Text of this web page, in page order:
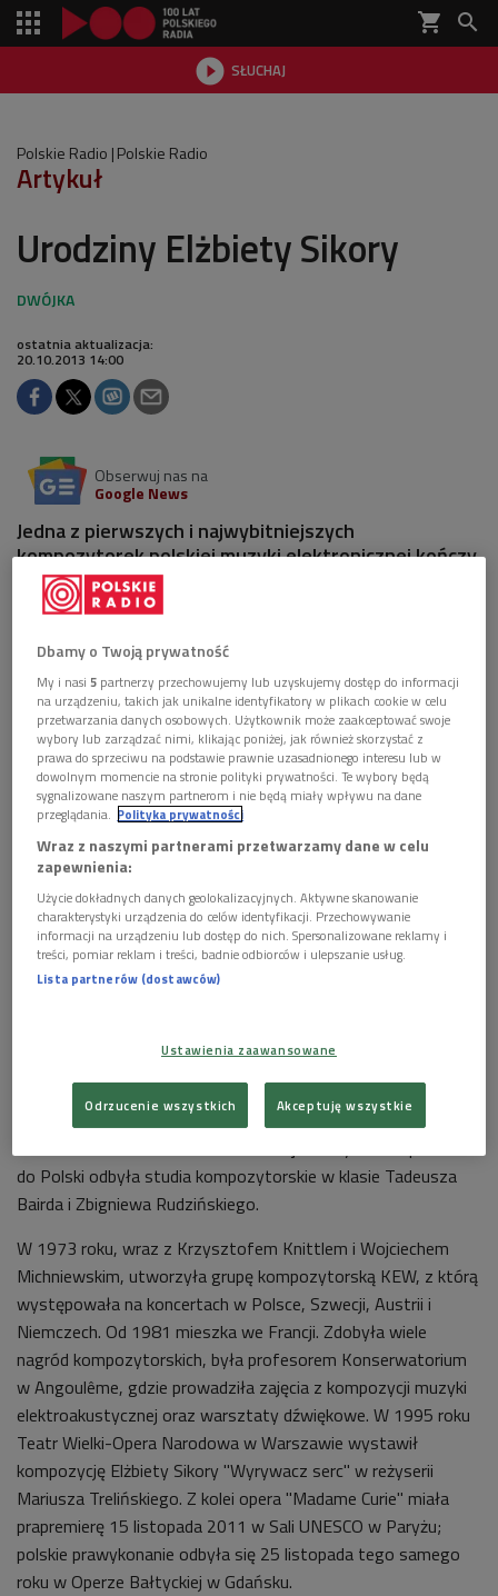
shopping_cart 
 SŁUCHAJ

Polskie Radio Polskie Radio
Artykuł
Urodziny Elżbiety Sikory
ostatnia aktualizacja:
20.10.2013 14:00
Obserwuj nas na
Google News
Jedna z pierwszych i najwybitniejszych
kompozytorek polskiej muzyki elektronicznej kończy
w tym roku 70 lat. A we Wrocławiu trwa właśnie
kierowany przez nią Festiwal Musica Electronica
w "Notatniku Dwójki".
Gdańsk, 24.11.2011. Fragment przedpremierowego przedstawienia opery
"Madame Curie"
Reżyserii Muzycznej u Antoniego Karużasa w PWSM w
Warszawie. Następnie studiowała muzykę elektroakustyczną
w Paryżu, w słynnej Groupe de Recherches Musicales pod
do Polski odbyła studia kompozytorskie w klasie Tadeusza
Bairda i Zbigniewa Rudzińskiego.
W 1973 roku, wraz z Krzysztofem Knittlem i Wojciechem
Michniewskim, utworzyła grupę kompozytorską KEW, z którą
występowała na koncertach w Polsce, Szwecji, Austrii i
Niemczech. Od 1981 mieszka we Francji. Zdobyła wiele
nagród kompozytorskich, była profesorem Konserwatorium
w Angoulême, gdzie prowadziła zajęcia z kompozycji muzyki
elektroakustycznej oraz warsztaty dźwiękowe. W 1995 roku
Teatr Wielki-Opera Narodowa w Warszawie wystawił
kompozycję Elżbiety Sikory "Wyrywacz serc" w reżyserii
Mariusza Trelińskiego. Z kolei opera "Madame Curie" miała
prapremierę 15 listopada 2011 w Sali UNESCO w Paryżu;
polskie prawykonanie odbyła się 25 listopada tego samego
roku w Operze Bałtyckiej w Gdańsku.
Dbamy o Twoją prywatność
My i nasi5 partnerzy przechowujemy lub uzyskujemy dostęp do informacji
na urządzeniu, takich jak unikalne identyfikatory w plikach cookie w celu
przetwarzania danych osobowych. Użytkownik może zaakceptować swoje
wybory lub zarządzać nimi, klikając poniżej, jak również skorzystać z
prawa do sprzeciwu na podstawie prawnie uzasadnionego interesu lub w
dowolnym momencie na stronie polityki prywatności. Te wybory będą
sygnalizowane naszym partnerom i nie będą miały wpływu na dane
przeglądania. Polityka prywatności
Wraz z naszymi partnerami przetwarzamy dane w celu
zapewnienia:
Użycie dokładnych danych geolokalizacyjnych. Aktywne skanowanie
charakterystyki urządzenia do celów identyfikacji. Przechowywanie
informacji na urządzeniu lub dostęp do nich. Spersonalizowane reklamy i
treści, pomiar reklam i treści, badnie odbiorców i ulepszanie usług.
Lista partnerów (dostawców)
Ustawienia zaawansowane
Odrzucenie wszystkich Akceptuję wszystkie